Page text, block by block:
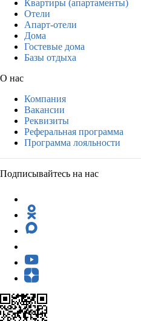
Квартиры (апартаменты)
Отели
Апарт-отели
Дома
Гостевые дома
Базы отдыха
О нас
Компания
Вакансии
Реквизиты
Реферальная программа
Программа лояльности
Подписывайтесь на нас